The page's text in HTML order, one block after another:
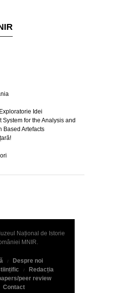
Idei
System for the Analysis and
Based Artefacts
Național de Istorie
MNIR.
Despre noi
Redacția
peer review
Contact